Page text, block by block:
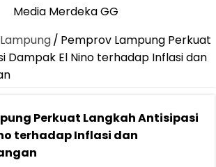
/ Pemprov Lampung Perkuat
Dampak El Nino terhadap Inflasi dan
Perkuat Langkah Antisipasi
terhadap Inflasi dan